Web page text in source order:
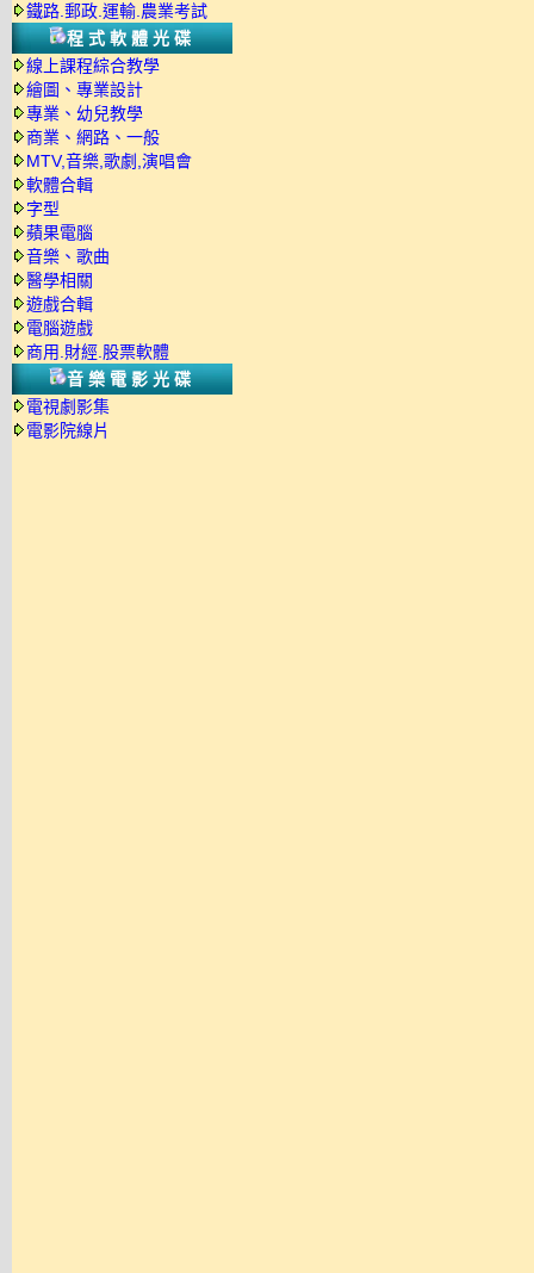
鐵路.郵政.運輸.農業考試
程式軟體光碟
線上課程綜合教學
繪圖、專業設計
專業、幼兒教學
商業、網路、一般
MTV,音樂,歌劇,演唱會
軟體合輯
字型
蘋果電腦
音樂、歌曲
醫學相關
遊戲合輯
電腦遊戲
商用.財經.股票軟體
音樂電影光碟
電視劇影集
電影院線片